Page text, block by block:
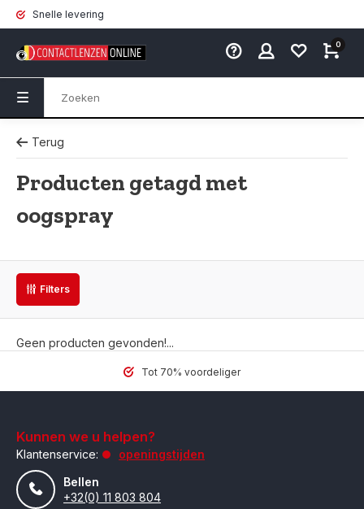
Snelle levering
0
Terug
Producten getagd met
oogspray
Filters
Geen producten gevonden!...
Tot 70% voordeliger
Kunnen we u helpen?
Klantenservice:
openingstijden
Bellen
+32(0) 11 803 804